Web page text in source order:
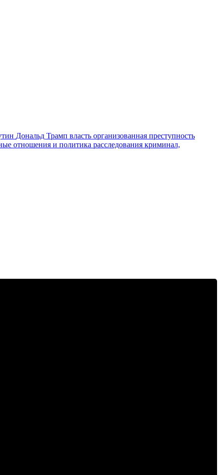
Дональд Трамп власть организованная преступность
отношения и политика расследования криминал,